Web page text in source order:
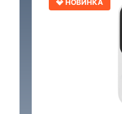
💎 НОВИНКА